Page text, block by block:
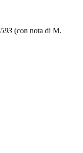
(con nota di M.